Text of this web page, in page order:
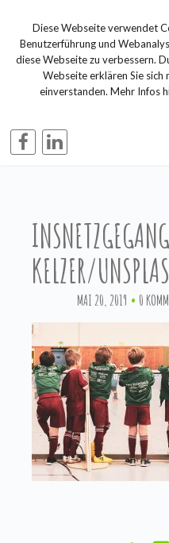
ELZER/
MAI 20, 2019 0
Diese Webseite verwendet
Benutzerführung und
diese Webseite zu verbessern.
Webseite erklären Sie
einverstanden. Mehr Infos